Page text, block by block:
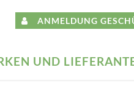
ANMELDUNG
UND